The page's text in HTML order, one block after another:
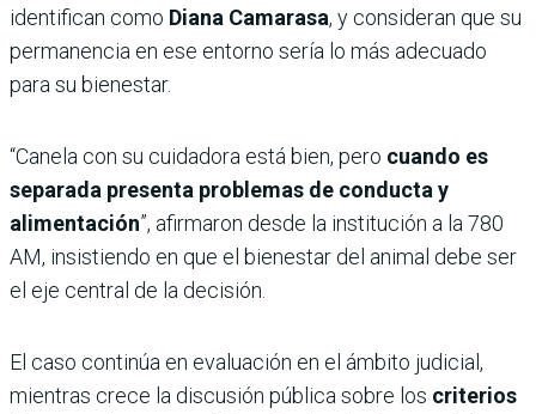
identifican como Diana Camarasa, y consideran que su
permanencia en ese entorno sería lo más adecuado
para su bienestar.
“Canela con su cuidadora está bien, pero cuando es
separada presenta problemas de conducta y
alimentación”, afirmaron desde la institución a la 780
AM, insistiendo en que el bienestar del animal debe ser
el eje central de la decisión.
El caso continúa en evaluación en el ámbito judicial,
mientras crece la discusión pública sobre los criterios